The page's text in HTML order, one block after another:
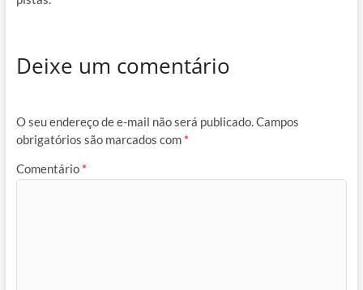
Deixe um comentário
O seu endereço de e-mail não será publicado.Campos
obrigatórios são marcados com *
Comentário *